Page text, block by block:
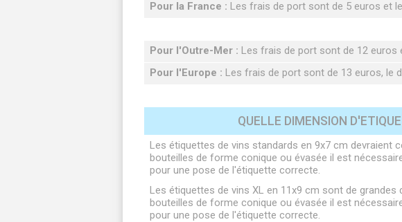
Pour la France : Les frais de port sont de 5 euros et
Pour l'Outre-Mer : Les frais de port sont de 12 euros
Pour l'Europe : Les frais de port sont de 13 euros, le
QUELLE DIMENSION
Les étiquettes de vins standards en 9x7 cm devraient
bouteilles de forme conique ou évasée il est
pour une pose de l'étiquette correcte.
Les étiquettes de vins XL en 11x9 cm sont de
bouteilles de forme conique ou évasée il est
pour une pose de l'étiquette correcte.